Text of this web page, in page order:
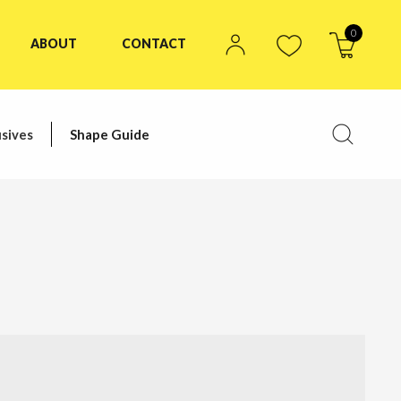
ABOUT CONTACT
0
Shape Guide